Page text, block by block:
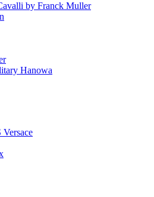
by Franck Muller
Hanowa